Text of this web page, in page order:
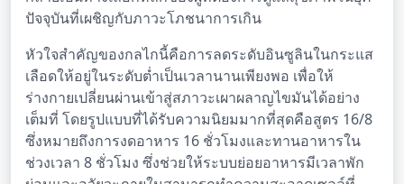
ปัจจุบันที่เผชิญกับภาวะโภชนาการเกิน
หัวใจสำคัญของกลไกนี้คือการลดระดับอินซูลินในกระแส
เลือดให้อยู่ในระดับต่ำเป็นเวลานานเพียงพอ เพื่อให้
ร่างกายเปลี่ยนผ่านเข้าสู่สภาวะเผาผลาญไขมันได้อย่าง
เต็มที่ โดยรูปแบบที่ได้รับความนิยมมากที่สุดคือสูตร 16/8
ซึ่งหมายถึงการงดอาหาร 16 ชั่วโมงและทานอาหารใน
ช่วงเวลา 8 ชั่วโมง ซึ่งช่วยให้ระบบย่อยอาหารมีเวลาพัก